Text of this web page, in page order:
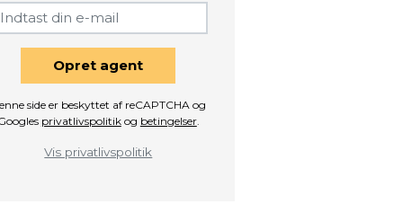
Opret agent
side er beskyttet af reCAPTCHA og
privatlivspolitikog betingelser.
Vis privatlivspolitik